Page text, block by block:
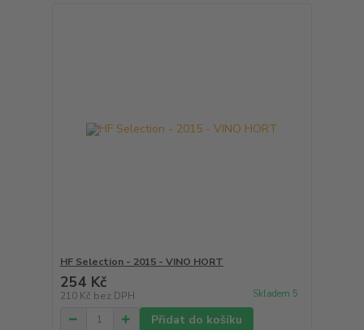
HF Selection - 2015 - VINO HORT
254 Kč
210 Kč bez DPH Skladem 5
Přidat do košíku